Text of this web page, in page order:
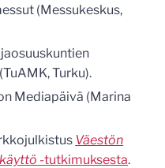
(Messukeskus,
(TuAMK, Turku).
Mediapäivä (Marina
Väestön
-tutkimuksesta.